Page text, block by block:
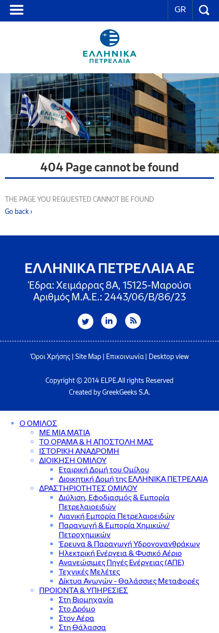
GR
404 Page cannot be found
THE PAGE YOU REQUESTED CANNOT BE FOUND
Go back ›
ΕΛΛΗΝΙΚΑ ΠΕΤΡΕΛΑΙΑ ΑΕ
Έδρα: Χειμάρρας 8A, 15125-Μαρούσι
Αριθμός Μ.Α.Ε.: 2443/06/Β/86/23
Όροι Χρήσης Site Map Επικοινωνία| Desktop view
Copyright © 2014 ELPE.All rights Reserved
Created by GreekGeeks S.A.
Ο ΟΜΙΛΟΣ
ΜΕ ΜΙΑ ΜΑΤΙΑ
ΤΟ ΟΡΑΜΑ & Η ΑΠΟΣΤΟΛΗ ΜΑΣ
ΙΣΤΟΡΙΚΗ ΑΝΑΔΡΟΜΗ
ΔΙΟΙΚΗΣΗ ΟΜΙΛΟΥ
Εταιρική Δομή του Ομίλου
Διοικητική Δομή της ΕΛΛΗΝΙΚΑ ΠΕΤΡΕΛΑΙΑ
ΔΡΑΣΤΗΡΙΟΤΗΤΕΣ ΟΜΙΛΟΥ
Διύλιση, Εφοδιασμός & Εμπορία
Πετρελαιοειδών
Λιανική Εμπορία Πετρελαιοειδών
Παραγωγή & Εμπορία Χημικών/
Πετροχημικών
Έρευνα & Παραγωγή Υδρογονανθράκων
Ηλεκτρική Ενέργεια & Φυσικό Αέριο
Ανανεώσιμες Πηγές Ενέργειας (ΑΠΕ)
Τεχνικές Μελέτες
Δίκτυα Αγωγών - Θαλάσσιες Μεταφορές
ΠΡΟΙΟΝΤΑ & YΠΗΡΕΣΙΕΣ
Στη Βιομηχανία
Στο Δρόμο
Στον Αέρα
Στη Θάλασσα